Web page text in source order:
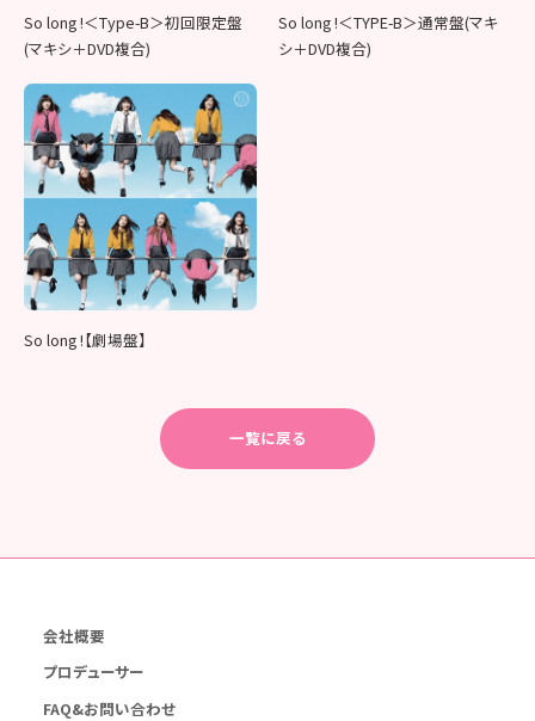
So long !＜Type-B＞初回限定盤
(マキシ＋DVD複合)
So long !＜TYPE-B＞通常盤(マキ
シ＋DVD複合)
So long !【劇場盤】
一覧に戻る
会社概要
プロデューサー
FAQ&お問い合わせ